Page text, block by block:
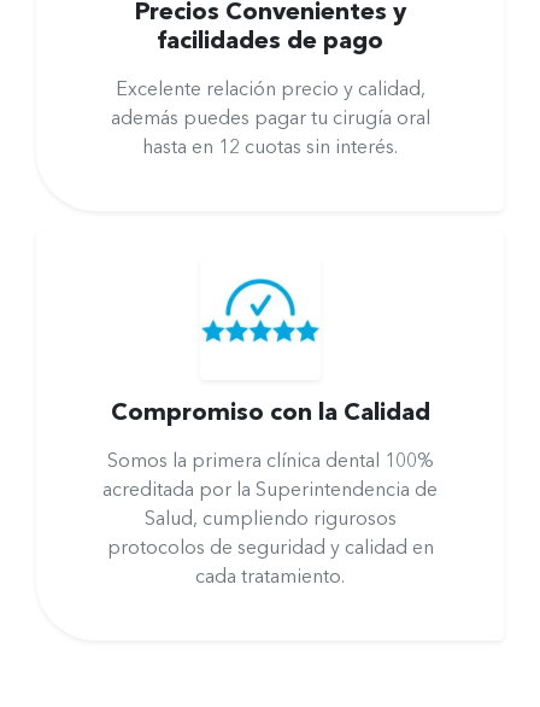
Precios Convenientes y
facilidades de pago
Excelente relación precio y calidad,
además puedes pagar tu cirugía oral
hasta en 12 cuotas sin interés.
Compromiso con la Calidad
Somos la primera clínica dental 100%
acreditada por la Superintendencia de
Salud, cumpliendo rigurosos
protocolos de seguridad y calidad en
cada tratamiento.